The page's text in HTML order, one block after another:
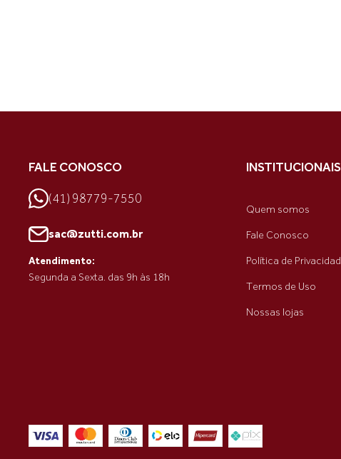
FALE CONOSCO
(41) 98779-7550
sac@zutti.com.br
Atendimento:
Segunda a Sexta. das 9h às 18h
INSTITUCIONAIS
Quem somos
Fale Conosco
Política de
Termos de Uso
Nossas lojas